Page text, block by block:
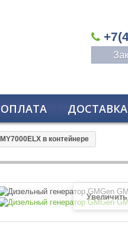
ОПЛАТА ДОСТАВКА
в контейнере
Увеличить